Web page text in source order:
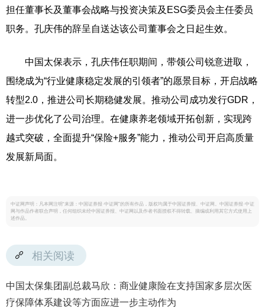
担任董事长及董事会战略与投资决策及ESG委员会主任委员
职务。孔庆伟的辞呈自送达该公司董事会之日起生效。
中国太保表示，孔庆伟任职期间，带领公司锐意进取，
围绕成为“行业健康稳定发展的引领者”的愿景目标，开启战略
转型2.0，推进公司长期稳健发展。推动公司成功发行GDR，
进一步优化了公司治理。在健康养老领域开拓创新，实现跨
越式突破，全面提升“保险+服务”能力，推动公司开启高质量
发展新局面。
中证网声明：凡本网注明“来源：中国证券报·中证网”的所有作品，版权均属于中国证券报、中证网。中国证券报·中证
网与作品作者联合声明，任何组织未经中国证券报、中证网以及作者书面授权不得转载、摘编或利用其它方式使用上
述作品。
相关阅读
中国太保集团副总裁马欣：商业健康险在支持国家多层次医
疗保障体系建设等方面应进一步主动作为